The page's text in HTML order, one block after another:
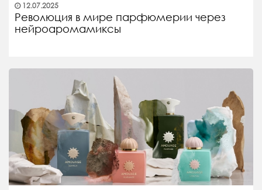
12.07.2025
Революция в мире парфюмерии через
нейроаромамиксы